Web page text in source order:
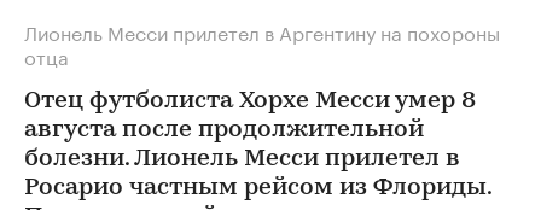
Лионель Месси прилетел в Аргентину на похороны
отца
Отец футболиста Хорхе Месси умер 8
августа после продолжительной
болезни. Лионель Месси прилетел в
Росарио частным рейсом из Флориды.